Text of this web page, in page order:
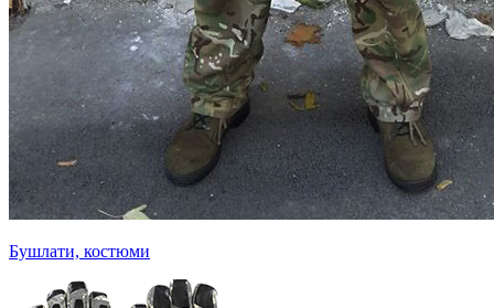
Бушлати, костюми